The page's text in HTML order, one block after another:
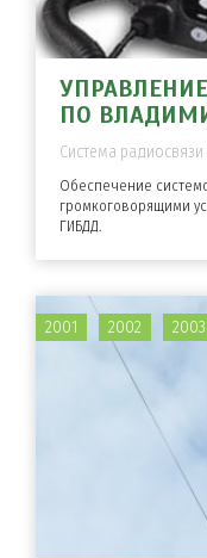
ПО
Система радиосвязи
Обеспечение
громкоговорящими
ГИБДД.
2001 2002 2003